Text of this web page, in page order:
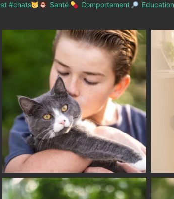
#chats Santé Comportement Education